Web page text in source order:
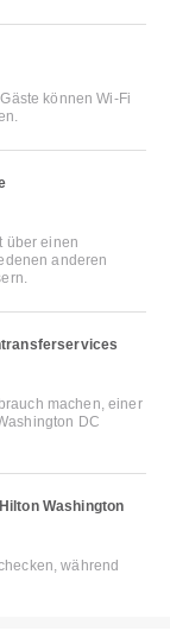
können Wi-Fi
über einen
anderen
machen, einer
DC
Washington
während